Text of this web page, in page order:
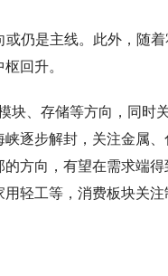
仍是主线。此外，随着
回升。
块、存储等方向，同时
逐步解封，关注金属、
方向，有望在需求端得
轻工等，消费板块关注